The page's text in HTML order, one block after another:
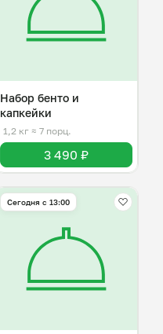
Набор бенто и
капкейки
1,2 кг ≈ 7 порц.
3 490 ₽
Сегодня с 13:00